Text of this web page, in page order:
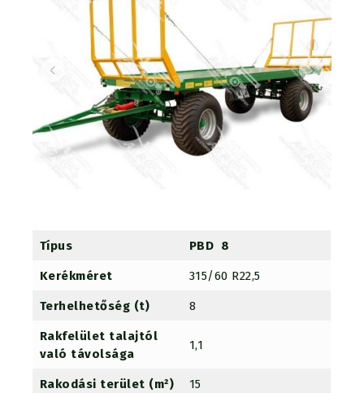
Típus PBD 8
Kerékméret 315/60 R22,5
Terhelhetőség (t) 8
Rakfelület talajtól
való távolsága
1,1
Rakodási terület (m²) 15